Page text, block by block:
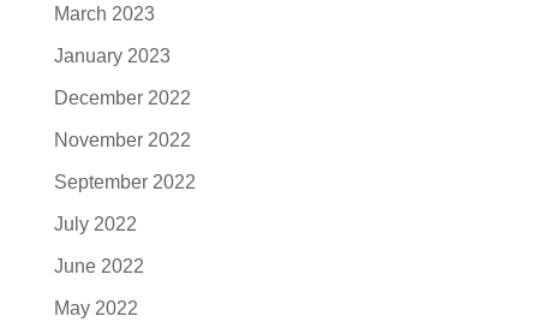
March 2023
January 2023
December 2022
November 2022
September 2022
July 2022
June 2022
May 2022